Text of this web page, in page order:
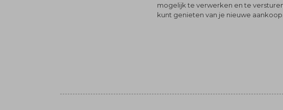
mogelijk te verwerken en te
kunt genieten van je nieuwe aankoop.